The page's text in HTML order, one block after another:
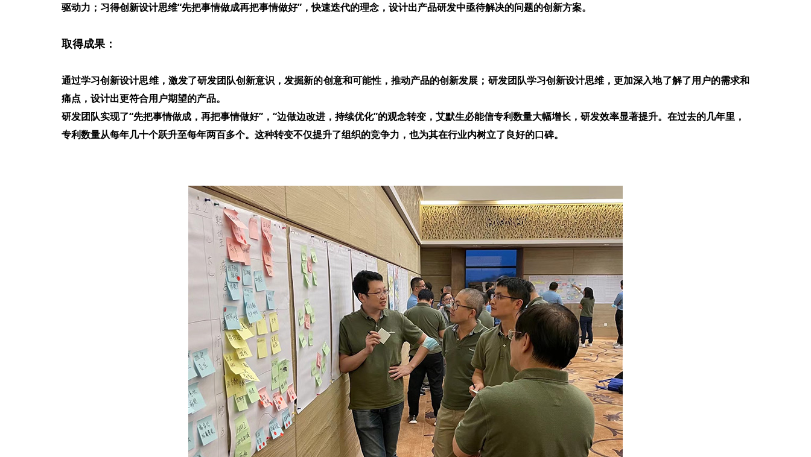
驱动力；习得创新设计思维“先把事情做成再把事情做好”，快速迭代的理念，设计出产品研发中亟待解决的问题的创新方案。
取得成果：
通过学习创新设计思维，激发了研发团队创新意识，发掘新的创意和可能性，推动产品的创新发展；研发团队学习创新设计思维，更加深入地了解了用户的需求和
痛点，设计出更符合用户期望的产品。
研发团队实现了“先把事情做成，再把事情做好”，“边做边改进，持续优化”的观念转变，艾默生必能信专利数量大幅增长，研发效率显著提升。在过去的几年里，
专利数量从每年几十个跃升至每年两百多个。这种转变不仅提升了组织的竞争力，也为其在行业内树立了良好的口碑。